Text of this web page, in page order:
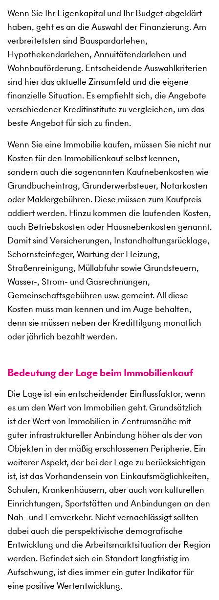
Wenn Sie Ihr Eigenkapital und Ihr Budget abgeklärt
haben, geht es an die Auswahl der Finanzierung. Am
verbreitetsten sind Bauspardarlehen,
Hypothekendarlehen, Annuitätendarlehen und
Wohnbauförderung. Entscheidende Auswahlkriterien
sind hier das aktuelle Zinsumfeld und die eigene
finanzielle Situation. Es empfiehlt sich, die Angebote
verschiedener Kreditinstitute zu vergleichen, um das
beste Angebot für sich zu finden.
Wenn Sie eine Immobilie kaufen, müssen Sie nicht nur
Kosten für den Immobilienkauf selbst kennen,
sondern auch die sogenannten Kaufnebenkosten wie
Grundbucheintrag, Grunderwerbsteuer, Notarkosten
oder Maklergebühren. Diese müssen zum Kaufpreis
addiert werden. Hinzu kommen die laufenden Kosten,
auch Betriebskosten oder Hausnebenkosten genannt.
Damit sind Versicherungen, Instandhaltungsrücklage,
Schornsteinfeger, Wartung der Heizung,
Straßenreinigung, Müllabfuhr sowie Grundsteuern,
Wasser-, Strom- und Gasrechnungen,
Gemeinschaftsgebühren usw. gemeint. All diese
Kosten muss man kennen und im Auge behalten,
denn sie müssen neben der Kredittilgung monatlich
oder jährlich bezahlt werden.
Bedeutung der Lage beim Immobilienkauf
Die Lage ist ein entscheidender Einflussfaktor, wenn
es um den Wert von Immobilien geht. Grundsätzlich
ist der Wert von Immobilien in Zentrumsnähe mit
guter infrastruktureller Anbindung höher als der von
Objekten in der mäßig erschlossenen Peripherie. Ein
weiterer Aspekt, der bei der Lage zu berücksichtigen
ist, ist das Vorhandensein von Einkaufsmöglichkeiten,
Schulen, Krankenhäusern, aber auch von kulturellen
Einrichtungen, Sportstätten und Anbindungen an den
Nah- und Fernverkehr. Nicht vernachlässigt sollten
dabei auch die perspektivische demografische
Entwicklung und die Arbeitsmarktsituation der Region
werden. Befindet sich ein Standort langfristig im
Aufschwung, ist dies immer ein guter Indikator für
eine positive Wertentwicklung.